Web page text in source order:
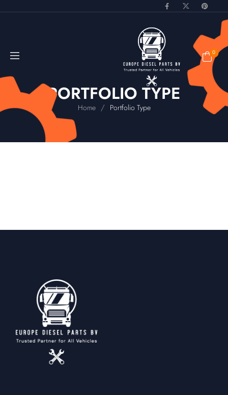
0
PORTFOLIO TYPE
Home / Portfolio Type